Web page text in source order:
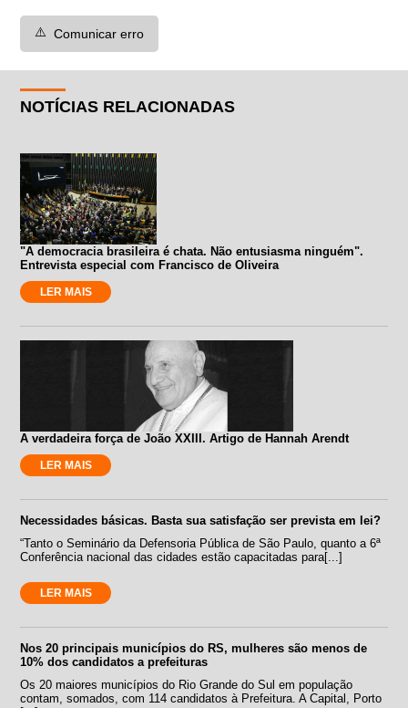
⚠️ Comunicar erro
NOTÍCIAS RELACIONADAS
"A democracia brasileira é chata. Não entusiasma ninguém".
Entrevista especial com Francisco de Oliveira
LER MAIS
A verdadeira força de João XXIII. Artigo de Hannah Arendt
LER MAIS
Necessidades básicas. Basta sua satisfação ser prevista em lei?
“Tanto o Seminário da Defensoria Pública de São Paulo, quanto a 6ª
Conferência nacional das cidades estão capacitadas para[...]
LER MAIS
Nos 20 principais municípios do RS, mulheres são menos de
10% dos candidatos a prefeituras
Os 20 maiores municípios do Rio Grande do Sul em população
contam, somados, com 114 candidatos à Prefeitura. A Capital, Porto